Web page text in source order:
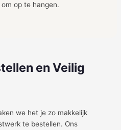
op te hangen.
en Veilig
we het je zo makkelijk
te bestellen. Ons